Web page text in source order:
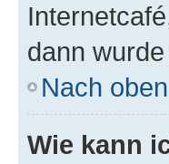
dann
Nach oben
Wie kann